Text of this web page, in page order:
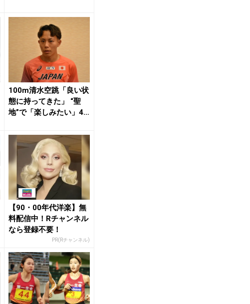
100m清水空跳「良い状
態に持ってきた」 “聖
地”で「楽しみたい」4×
【90・00年代洋楽】無
料配信中！Rチャンネル
なら登録不要！
PR(Rチャンネル)